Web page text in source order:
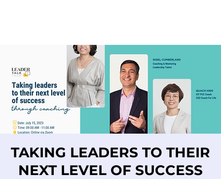
TAKING LEADERS TO THEIR
NEXT LEVEL OF SUCCESS